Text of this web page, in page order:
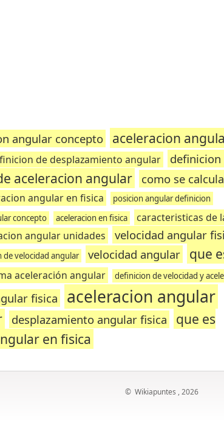
angular concepto
aceleracion
de desplazamiento angular
definicion
aceleracion angular
como se
angular en fisica posicion angular definicion
concepto aceleracion en fisica
caracteristicas de
angular unidades velocidad angular
de velocidad angular velocidad angular
que
aceleración angular definicion de velocidad y
fisica aceleracion angular
desplazamiento angular fisica
que es
en fisica
© Wikiapuntes , 2026